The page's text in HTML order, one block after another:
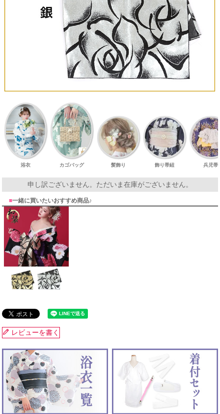
浴衣 カゴバッグ 髪飾り 飾り帯紐 兵児帯
申し訳ございません。ただいま在庫がございません。
■一緒に買いたいおすすめ商品♪
レビューを書く